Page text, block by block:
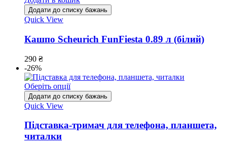
Додати до списку бажань
Quick View
Кашпо Scheurich FunFiesta 0.89 л (білий)
290 ₴
-26%
Оберіть опції
Додати до списку бажань
Quick View
Підставка-тримач для телефона, планшета,
читалки